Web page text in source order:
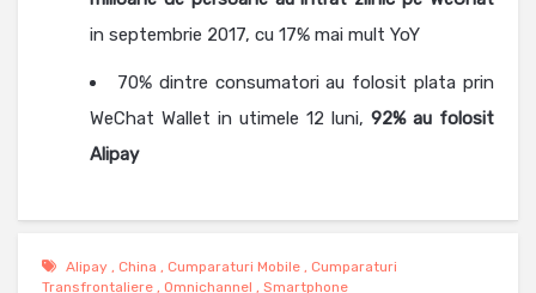
in septembrie 2017, cu 17% mai mult YoY
70% dintre consumatori au folosit plata prin
WeChat Wallet in utimele 12 luni, 92% au folosit
Alipay
Alipay , China , Cumparaturi Mobile , Cumparaturi
Transfrontaliere , Omnichannel , Smartphone